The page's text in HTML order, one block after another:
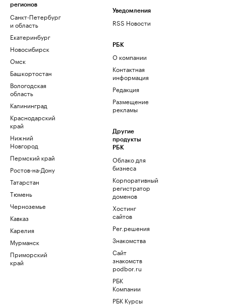
регионов
Санкт-Петербург
и область
Екатеринбург
Новосибирск
Омск
Башкортостан
Вологодская
область
Калининград
Краснодарский
край
Нижний
Новгород
Пермский край
Ростов-на-Дону
Татарстан
Тюмень
Черноземье
Кавказ
Карелия
Мурманск
Приморский
край
Уведомления
RSS Новости
РБК
О компании
Контактная
информация
Редакция
Размещение
рекламы
Другие
продукты
РБК
Облако для
бизнеса
Корпоративный
регистратор
доменов
Хостинг
сайтов
Рег.решения
Знакомства
Сайт
знакомств
podbor.ru
РБК
Компании
РБК Курсы